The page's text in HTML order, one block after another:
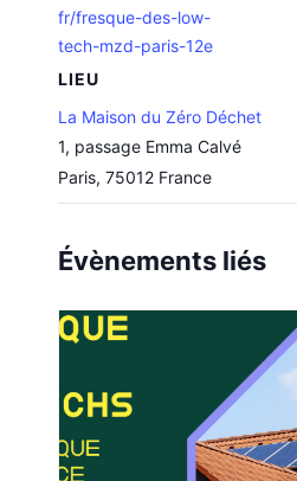
fr/fresque-des-low-
tech-mzd-paris-12e
LIEU
La Maison du Zéro Déchet
1, passage Emma Calvé
Paris, 75012 France
Évènements liés